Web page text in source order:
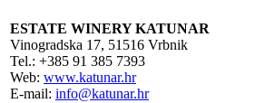
ESTATE WINERY KATUNAR
Vinogradska 17, 51516 Vrbnik
Tel.: +385 91 385 7393
Web: www.katunar.hr
E-mail: info@katunar.hr